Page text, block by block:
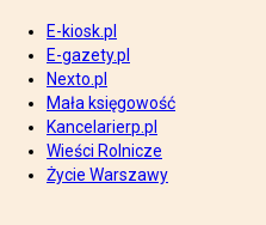
E-kiosk.pl
E-gazety.pl
Nexto.pl
Mała księgowość
Kancelarierp.pl
Wieści Rolnicze
Życie Warszawy